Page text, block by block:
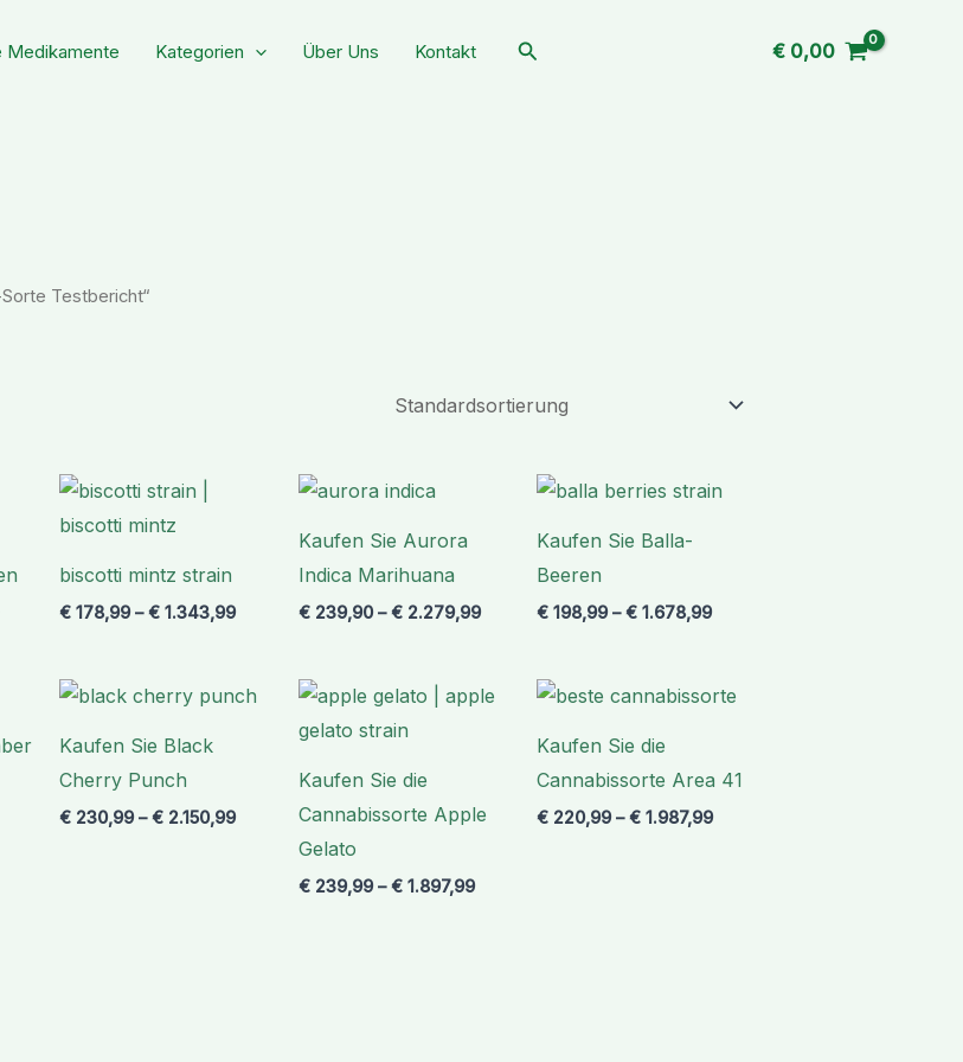
Medikamente Kategorien Über Uns Kontakt Suchen €0,00
Testbericht“
Preisspanne:
biscotti mintz strain
€ 178,99 –€ 1.343,99
Preisspanne:
€ 1.343,99Kaufen Sie Aurora
Indica Marihuana
€239,90 –€2.279,99
Preisspanne:
€ 2.279,99Kaufen Sie Balla-
Beeren
€198,99 –€1.678,99
Preisspanne:
€ 198,99
Preisspanne:
1.569,90Kaufen Sie Black
Cherry Punch
€ 230,99 –€ 2.150,99
Preisspanne:
€ 230,99
Kaufen Sie die
Cannabissorte Apple
Gelato
€239,99 –€1.897,99
Preisspanne:
€ 239,99
€ 1.897,99Kaufen Sie die
Cannabissorte Area 41
€220,99 –€1.987,99
Preisspanne:
€ 220,99